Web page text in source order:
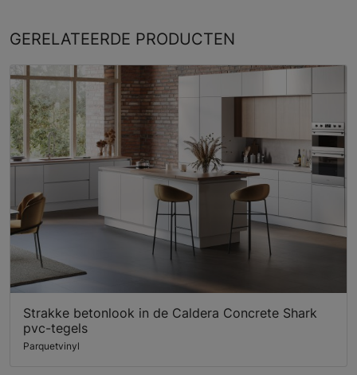
GERELATEERDE PRODUCTEN
Strakke betonlook in de Caldera Concrete Shark
pvc-tegels
Parquetvinyl